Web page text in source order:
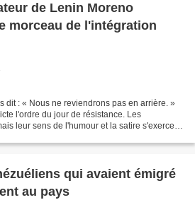
de Lenin Moreno
morceau de l'intégration
dit : « Nous ne reviendrons pas en arrière. »
l'ordre du jour de résistance. Les
leur sens de l'humour et la satire s'exerce
qui avaient émigré
au pays